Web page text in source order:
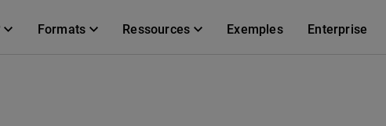
Formats Ressources Exemples Enterprise